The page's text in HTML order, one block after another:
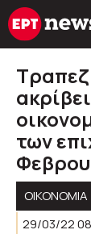
Μετάβαση
σε
των
ΟΙΚΟΝΟΜΙΑ
29/03/22